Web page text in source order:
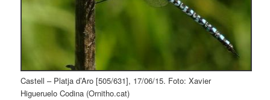
Castell – Platja d’Aro [505/631], 17/06/15. Foto: Xavier
Higueruelo Codina (Ornitho.cat)